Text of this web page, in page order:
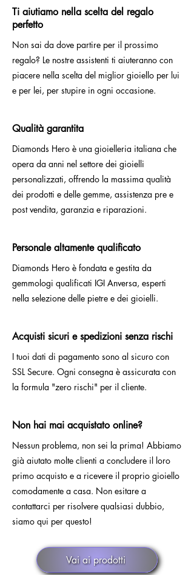
Ti aiutiamo nella scelta del regalo
perfetto
Non sai da dove partire per il prossimo
regalo? Le nostre assistenti ti aiuteranno con
piacere nella scelta del miglior gioiello per lui
e per lei, per stupire in ogni occasione.
Qualità garantita
Diamonds Hero è una gioielleria italiana che
opera da anni nel settore dei gioielli
personalizzati, offrendo la massima qualità
dei prodotti e delle gemme, assistenza pre e
post vendita, garanzia e riparazioni.
Personale altamente qualificato
Diamonds Hero è fondata e gestita da
gemmologi qualificati IGI Anversa, esperti
nella selezione delle pietre e dei gioielli.
Acquisti sicuri e spedizioni senza rischi
I tuoi dati di pagamento sono al sicuro con
SSL Secure. Ogni consegna è assicurata con
la formula "zero rischi" per il cliente.
Non hai mai acquistato online?
Nessun problema, non sei la prima! Abbiamo
già aiutato molte clienti a concludere il loro
primo acquisto e a ricevere il proprio gioiello
comodamente a casa. Non esitare a
contattarci per risolvere qualsiasi dubbio,
siamo qui per questo!
Vai ai prodotti